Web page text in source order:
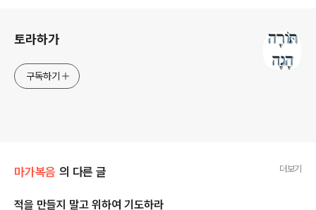
토라하가
구독하기
마가복음 의 다른 글 더보기
적을 만들지 말고 위하여 기도하라